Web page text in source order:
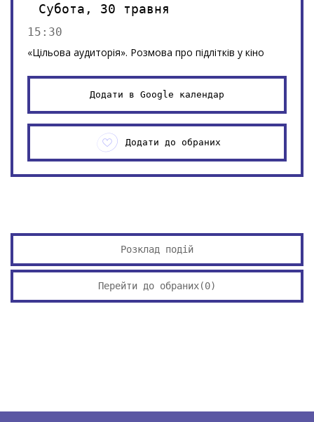
Субота, 30 травня
15:30
«Цільова аудиторія». Розмова про підлітків у кіно
Додати в Google календар
Додати до обраних
Розклад подій
Перейти до обраних(0)